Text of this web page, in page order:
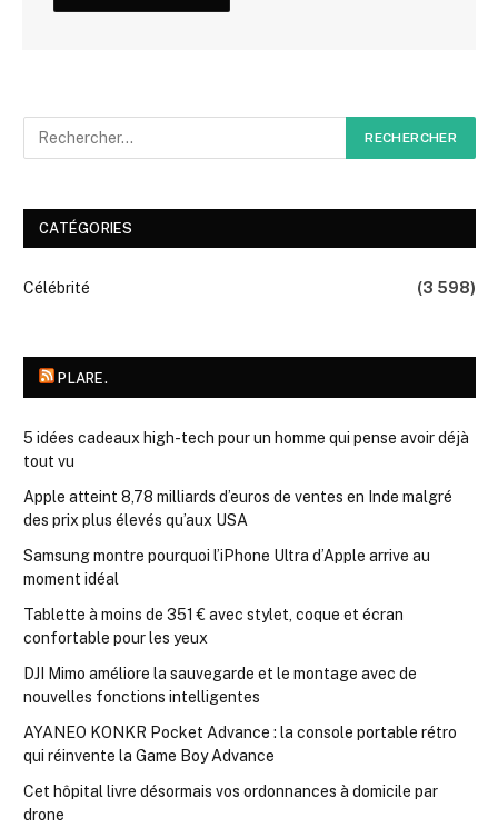
CATÉGORIES
Célébrité (3 598)
PLARE.
5 idées cadeaux high-tech pour un homme qui pense avoir déjà
tout vu
Apple atteint 8,78 milliards d’euros de ventes en Inde malgré
des prix plus élevés qu’aux USA
Samsung montre pourquoi l’iPhone Ultra d’Apple arrive au
moment idéal
Tablette à moins de 351 € avec stylet, coque et écran
confortable pour les yeux
DJI Mimo améliore la sauvegarde et le montage avec de
nouvelles fonctions intelligentes
AYANEO KONKR Pocket Advance : la console portable rétro
qui réinvente la Game Boy Advance
Cet hôpital livre désormais vos ordonnances à domicile par
drone